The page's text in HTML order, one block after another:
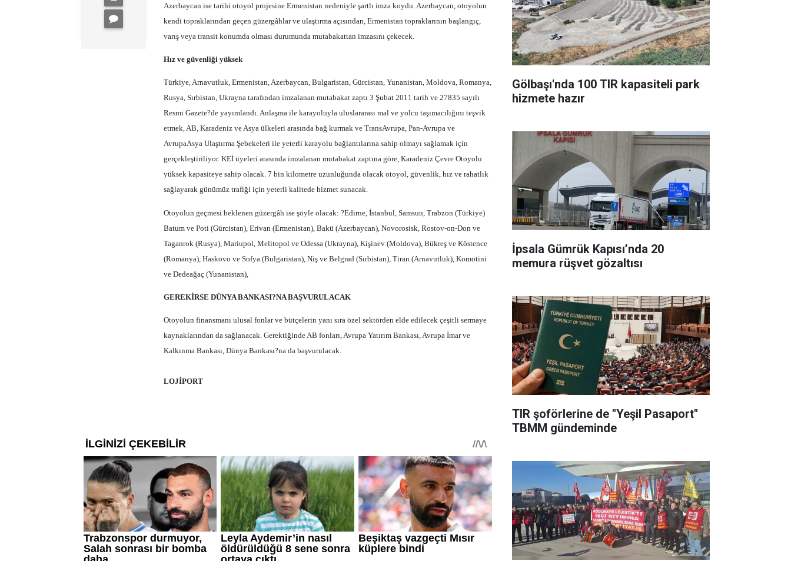
Azerbaycan ise tarihi otoyol projesine Ermenistan nedeniyle şartlı imza koydu. Azerbaycan, otoyolun
kendi topraklarından geçen güzergâhlar ve ulaştırma açısından, Ermenistan topraklarının başlangıç,
varış veya transit konumda olması durumunda mutabakattan imzasını çekecek.
Hız ve güvenliği yüksek
Türkiye, Arnavutluk, Ermenistan, Azerbaycan, Bulgaristan, Gürcistan, Yunanistan, Moldova, Romanya,
Rusya, Sırbistan, Ukrayna tarafından imzalanan mutabakat zaptı 3 Şubat 2011 tarih ve 27835 sayılı
Resmi Gazete?de yayımlandı. Anlaşma ile karayoluyla uluslararası mal ve yolcu taşımacılığını teşvik
etmek, AB, Karadeniz ve Asya ülkeleri arasında bağ kurmak ve TransAvrupa, Pan-Avrupa ve
AvrupaAsya Ulaştırma Şebekeleri ile yeterli karayolu bağlantılarına sahip olmayı sağlamak için
gerçekleştiriliyor. KEİ üyeleri arasında imzalanan mutabakat zaptına göre, Karadeniz Çevre Otoyolu
yüksek kapasiteye sahip olacak. 7 bin kilometre uzunluğunda olacak otoyol, güvenlik, hız ve rahatlık
sağlayarak günümüz trafiği için yeterli kalitede hizmet sunacak.
Otoyolun geçmesi beklenen güzergâh ise şöyle olacak: ?Edirne, İstanbul, Samsun, Trabzon (Türkiye)
Batum ve Poti (Gürcistan), Erivan (Ermenistan), Bakü (Azerbaycan), Novorosisk, Rostov-on-Don ve
Taganrok (Rusya), Mariupol, Melitopol ve Odessa (Ukrayna), Kişinev (Moldova), Bükreş ve Köstence
(Romanya), Haskovo ve Sofya (Bulgaristan), Niş ve Belgrad (Sırbistan), Tiran (Arnavutluk), Komotini
ve Dedeağaç (Yunanistan),
GEREKİRSE DÜNYA BANKASI?NA BAŞVURULACAK
Otoyolun finansmanı ulusal fonlar ve bütçelerin yanı sıra özel sektörden elde edilecek çeşitli sermaye
kaynaklarından da sağlanacak. Gerektiğinde AB fonları, Avrupa Yatırım Bankası, Avrupa İmar ve
Kalkınma Bankası, Dünya Bankası?na da başvurulacak.
LOJİPORT
Gölbaşı'nda 100 TIR kapasiteli park
hizmete hazır
İpsala Gümrük Kapısı’nda 20
memura rüşvet gözaltısı
TIR şoförlerine de "Yeşil Pasaport"
TBMM gündeminde